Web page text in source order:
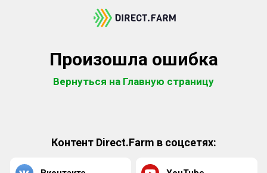
Произошла ошибка
Вернуться на Главную страницу
Контент Direct.Farm в соцсетях: